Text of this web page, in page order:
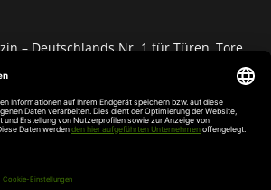
– Deutschlands Nr. 1 für Türen, Tore
Bester Onlineshop 2022
„Rund ums Haus“
Champion im erlebten Kundenservice
Gold-Rang (Türen, Tore &